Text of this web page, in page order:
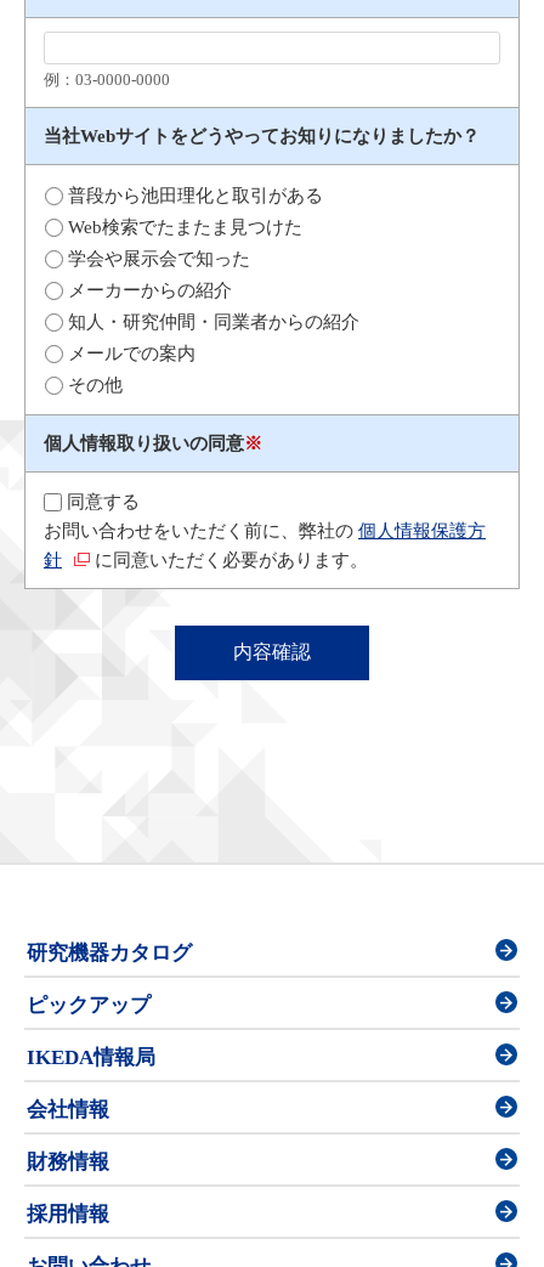
例：03​-​0000​-​0000
当社Webサイトをどうやってお知りになりましたか？
普段から池田理化と取引がある
Web検索でたまたま見つけた
学会や展示会で知った
メーカーからの紹介
知人・研究仲間・同業者からの紹介
メールでの案内
その他
個人情報取り扱いの同意※
同意する
お問い合わせをいただく前に、弊社の 個人情報保護方
針
に同意いただく必要があります。
研究機器カタログ
ピックアップ
IKEDA情報局
会社情報
財務情報
採用情報